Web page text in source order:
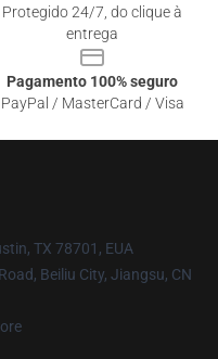
Protegido 24/7, do clique à
entrega
Pagamento 100% seguro
PayPal / MasterCard / Visa
TX 78701, EUA
Beiliu City, Jiangsu, CN